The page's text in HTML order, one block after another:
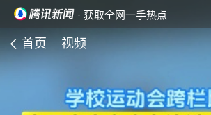
· 获取全网一手热点
首页 视频